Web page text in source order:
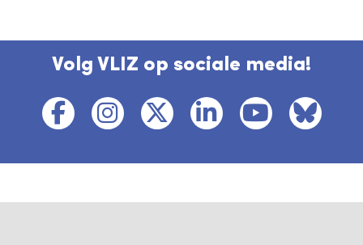
Volg VLIZ op sociale media!